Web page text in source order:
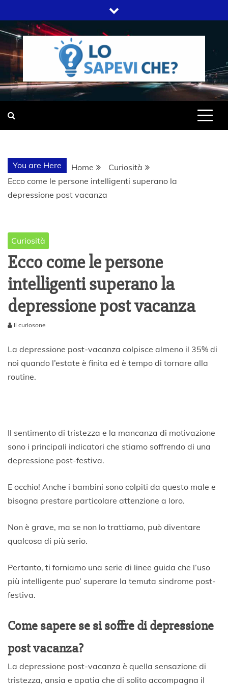
to
content
LO SAPEVI
CHE?
SITO WEB DEL GRUPPO LIFELIVE
You are Here Home
Curiosità
Ecco come le persone intelligenti superano la
depressione post vacanza
Curiosità
Ecco come le persone
intelligenti superano la
depressione post vacanza
D
c
e
0
1
Il curiosone
La depressione post-vacanza colpisce almeno il 35% di
noi quando l’estate è finita ed è tempo di tornare alla
routine.
Il sentimento di tristezza e la mancanza di motivazione
sono i principali indicatori che stiamo soffrendo di una
depressione post-festiva.
E occhio! Anche i bambini sono colpiti da questo male e
bisogna prestare particolare attenzione a loro.
Non è grave, ma se non lo trattiamo, può diventare
qualcosa di più serio.
Pertanto, ti forniamo una serie di linee guida che l’uso
più intelligente puo’ superare la temuta sindrome post-
festiva.
Come sapere se si soffre di depressione
post vacanza?
La depressione post-vacanza è quella sensazione di
tristezza, ansia e apatia che di solito accompagna il